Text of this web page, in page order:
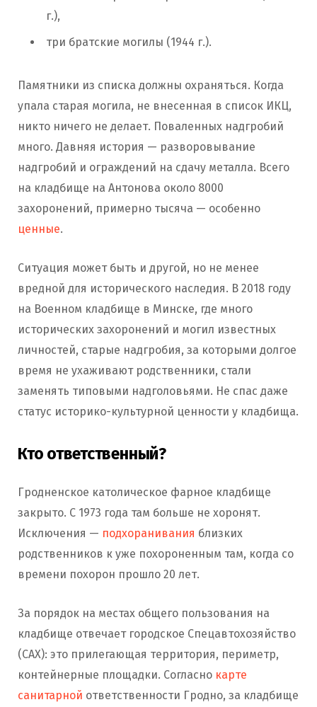
г.),
три братские могилы (1944 г.).
Памятники из списка должны охраняться. Когда
упала старая могила, не внесенная в список ИКЦ,
никто ничего не делает. Поваленных надгробий
много. Давняя история — разворовывание
надгробий и ограждений на сдачу металла. Всего
на кладбище на Антонова около 8000
захоронений, примерно тысяча — особенно
ценные.
Ситуация может быть и другой, но не менее
вредной для исторического наследия. В 2018 году
на Военном кладбище в Минске, где много
исторических захоронений и могил известных
личностей, старые надгробия, за которыми долгое
время не ухаживают родственники, стали
заменять типовыми надголовьями. Не спас даже
статус историко-культурной ценности у кладбища.
Кто ответственный?
Гродненское католическое фарное кладбище
закрыто. С 1973 года там больше не хоронят.
Исключения — подхоранивания близких
родственников к уже похороненным там, когда со
времени похорон прошло 20 лет.
За порядок на местах общего пользования на
кладбище отвечает городское Спецавтохозяйство
(САХ): это прилегающая территория, периметр,
контейнерные площадки. Согласно карте
санитарной ответственности Гродно, за кладбище